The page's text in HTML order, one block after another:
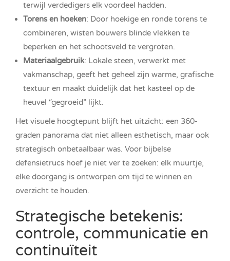
terwijl verdedigers elk voordeel hadden.
Torens en hoeken: Door hoekige en ronde torens te
combineren, wisten bouwers blinde vlekken te
beperken en het schootsveld te vergroten.
Materiaalgebruik: Lokale steen, verwerkt met
vakmanschap, geeft het geheel zijn warme, grafische
textuur en maakt duidelijk dat het kasteel op de
heuvel “gegroeid” lijkt.
Het visuele hoogtepunt blijft het uitzicht: een 360-
graden panorama dat niet alleen esthetisch, maar ook
strategisch onbetaalbaar was. Voor bijbelse
defensietrucs hoef je niet ver te zoeken: elk muurtje,
elke doorgang is ontworpen om tijd te winnen en
overzicht te houden.
Strategische betekenis:
controle, communicatie en
continuïteit